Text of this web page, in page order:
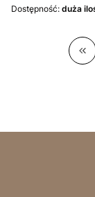
Dostępność: duża